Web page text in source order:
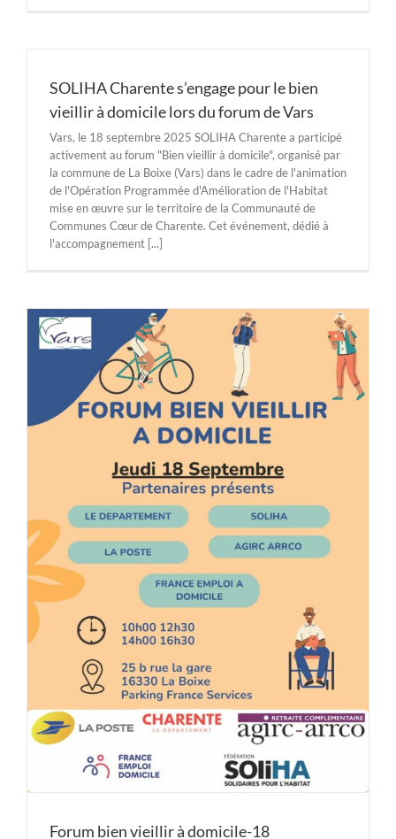
SOLIHA Charente s’engage pour le bien
vieillir à domicile lors du forum de Vars
Vars, le 18 septembre 2025 SOLIHA Charente a participé
activement au forum "Bien vieillir à domicile", organisé par
la commune de La Boixe (Vars) dans le cadre de l'animation
de l'Opération Programmée d'Amélioration de l'Habitat
mise en œuvre sur le territoire de la Communauté de
Communes Cœur de Charente. Cet événement, dédié à
l'accompagnement [...]
Forum bien vieillir à domicile-18